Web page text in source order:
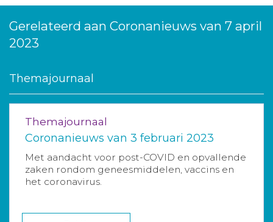
Gerelateerd aan Coronanieuws van 7 april
2023
Themajournaal
Themajournaal
Coronanieuws van 3 februari 2023
Met aandacht voor post-COVID en opvallende
zaken rondom geneesmiddelen, vaccins en
het coronavirus.